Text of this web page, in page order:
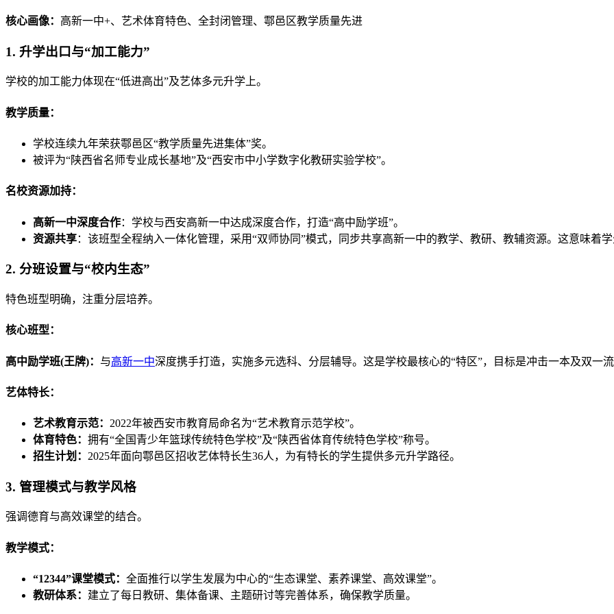
核心画像： 高新一中+、艺术体育特色、全封闭管理、鄠邑区教学质量先进
1. 升学出口与“加工能力”
学校的加工能力体现在“低进高出”及艺体多元升学上。
教学质量：
学校连续九年荣获鄠邑区“教学质量先进集体”奖。
被评为“陕西省名师专业成长基地”及“西安市中小学数字化教研实验学校”。
名校资源加持：
高新一中深度合作：学校与西安高新一中达成深度合作，打造“高中励学班”。
资源共享：该班型全程纳入一体化管理，采用“双师协同”模式，同步共享高新一中的教学、教研、教辅资源。这意味着
2. 分班设置与“校内生态”
特色班型明确，注重分层培养。
核心班型：
高中励学班(王牌)： 与高新一中深度携手打造，实施多元选科、分层辅导。这是学校最核心的“特区”，目标是冲击一本及双一
艺体特长：
艺术教育示范： 2022年被西安市教育局命名为“艺术教育示范学校”。
体育特色： 拥有“全国青少年篮球传统特色学校”及“陕西省体育传统特色学校”称号。
招生计划： 2025年面向鄠邑区招收艺体特长生36人，为有特长的学生提供多元升学路径。
3. 管理模式与教学风格
强调德育与高效课堂的结合。
教学模式：
“12344”课堂模式： 全面推行以学生发展为中心的“生态课堂、素养课堂、高效课堂”。
教研体系： 建立了每日教研、集体备课、主题研讨等完善体系，确保教学质量。